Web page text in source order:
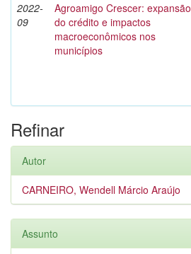
2022-
09
Agroamigo Crescer: expansão
do crédito e impactos
macroeconômicos nos
municípios
Refinar
Autor
CARNEIRO, Wendell Márcio Araújo
Assunto